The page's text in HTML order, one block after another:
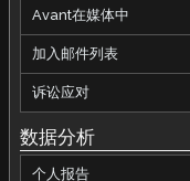
Avant在媒体中
加入邮件列表
诉讼应对
数据分析
个人报告